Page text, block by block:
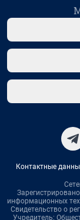
Контактные
информационных
Свидетельство о
Учредитель: